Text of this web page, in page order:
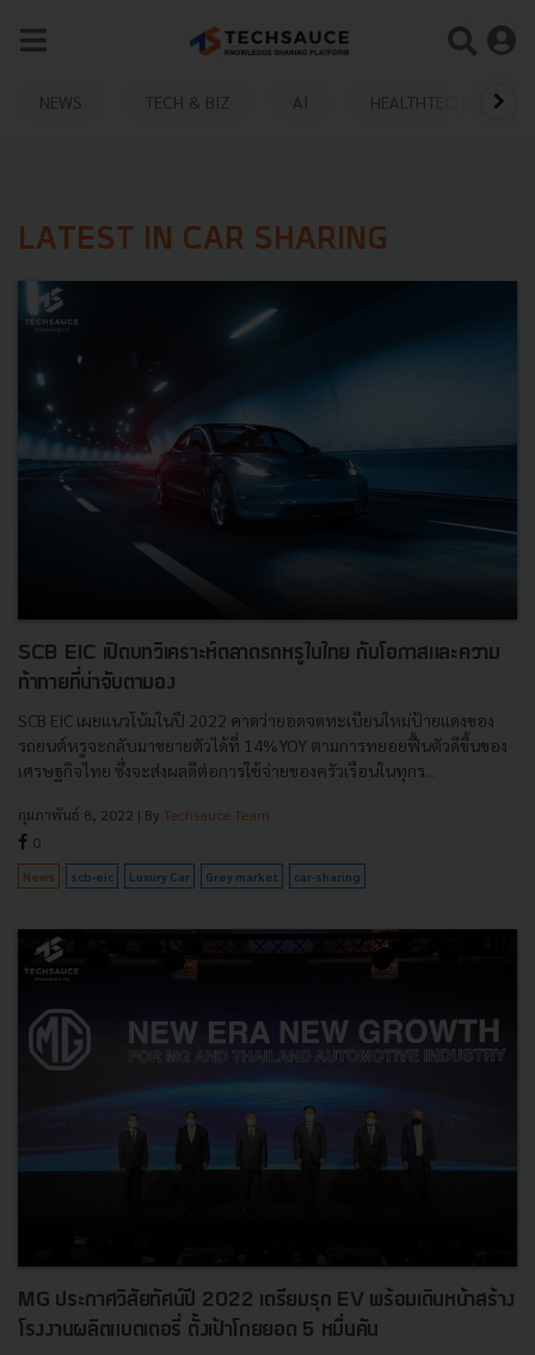
NEWS TECH & BIZ AI HEALTHTECH
LATEST IN CAR SHARING
SCB EIC เปิดบทวิเคราะห์ตลาดรถหรูในไทย กับโอกาสและความ
ท้าทายที่น่าจับตามอง
SCB EIC เผยแนวโน้มในปี 2022 คาดว่ายอดจดทะเบียนใหม่ป้ายแดงของ
รถยนต์หรูจะกลับมาขยายตัวได้ที่ 14%YOY ตามการทยอยฟื้นตัวดีขึ้นของ
เศรษฐกิจไทย ซึ่งจะส่งผลดีต่อการใช้จ่ายของครัวเรือนในทุกร...
กุมภาพันธ์ 8, 2022 | By Techsauce Team
0
News scb-eic Luxury Car Grey market car-sharing
MG ประกาศวิสัยทัศน์ปี 2022 เตรียมรุก EV พร้อมเดินหน้าสร้าง
โรงงานผลิตแบตเตอรี่ ตั้งเป้าโกยยอด 5 หมื่นคัน